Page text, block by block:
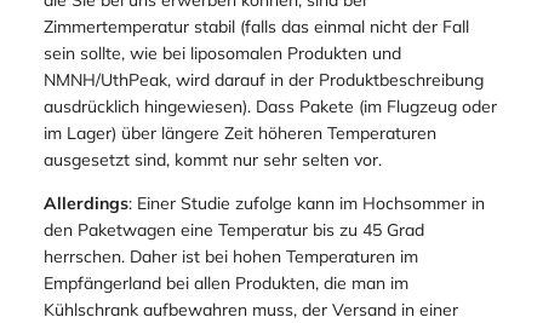
Zimmertemperatur stabil (falls das einmal nicht der Fall
sein sollte, wie bei liposomalen Produkten und
NMNH/UthPeak, wird darauf in der Produktbeschreibung
ausdrücklich hingewiesen). Dass Pakete (im Flugzeug oder
im Lager) über längere Zeit höheren Temperaturen
ausgesetzt sind, kommt nur sehr selten vor.
Allerdings: Einer Studie zufolge kann im Hochsommer in
den Paketwagen eine Temperatur bis zu 45 Grad
herrschen. Daher ist bei hohen Temperaturen im
Empfängerland bei allen Produkten, die man im
Kühlschrank aufbewahren muss, der Versand in einer